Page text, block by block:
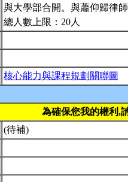
與大學部合開。與蕭仰歸律
總人數上限：20人
核心能力與課程規劃關聯圖
為確保您我的權利,
(待補)